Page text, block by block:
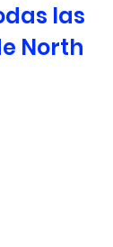
las
North